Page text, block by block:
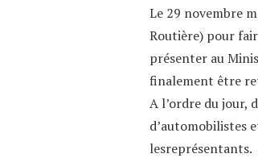
Le 29 novembre
Routière) pour
présenter au
finalement être
A l’ordre du jour,
d’automobilistes
lesreprésentants.